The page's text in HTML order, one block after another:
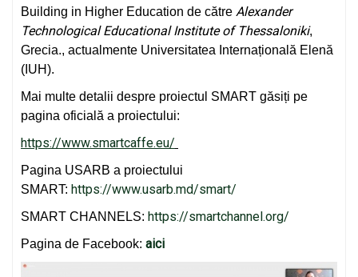
Building in Higher Education de către Alexander
Technological Educational Institute of Thessaloniki,
Grecia., actualmente Universitatea Internațională Elenă
(IUH).
Mai multe detalii despre proiectul SMART găsiți pe
pagina oficială a proiectului:
https://www.smartcaffe.eu/
Pagina USARB a proiectului
SMART: https://www.usarb.md/smart/
SMART CHANNELS: https://smartchannel.org/
Pagina de Facebook: aici